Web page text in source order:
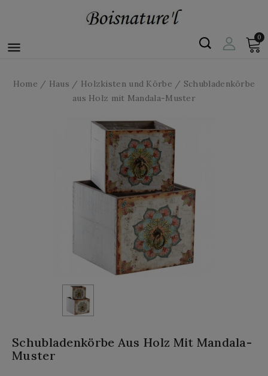

0
Home Haus Holzkisten und Körbe
Schubladenkörbe
aus Holz mit Mandala-Muster
Schubladenkörbe Aus Holz Mit Mandala-
Muster